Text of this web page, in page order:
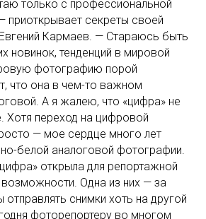
только с профессиональной
приоткрывает секреты своей
Кармаев. — Стараюсь быть
новинок, тенденций в мировой
фотографию порой
что она в чем-то важном
А я жалею, что «цифра» не
Хотя переход на цифровой
— мое сердце много лет
белой аналоговой фотографии.
открыла для репортажной
Одна из них — за
отправлять снимки хоть на другой
фоторепортеру во многом